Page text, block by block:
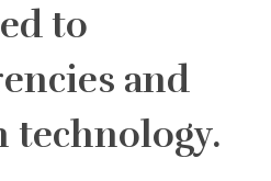
to
and
technology.